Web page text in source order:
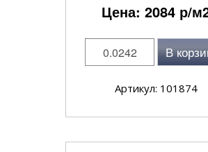
Цена: 2084 р/
В
Артикул: 101874